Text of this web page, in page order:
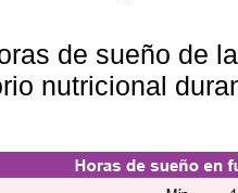
de sueño de
nutricional